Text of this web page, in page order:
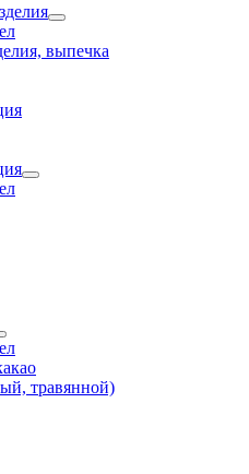
выпечка
травянной)